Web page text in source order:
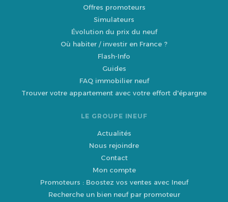
Offres promoteurs
Simulateurs
Évolution du prix du neuf
Où habiter / investir en France ?
Flash-Info
Guides
FAQ immobilier neuf
Trouver votre appartement avec votre effort d'épargne
LE GROUPE INEUF
Actualités
Nous rejoindre
Contact
Mon compte
Promoteurs : Boostez vos ventes avec Ineuf
Recherche un bien neuf par promoteur